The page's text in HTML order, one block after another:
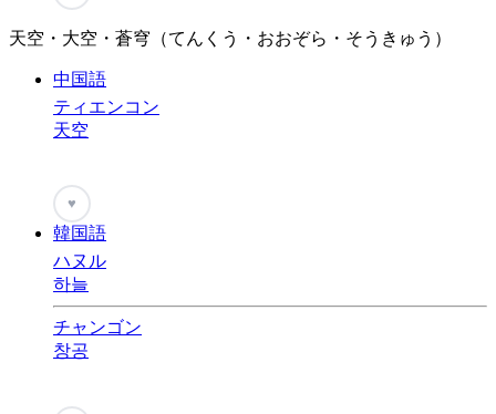
天空・大空・蒼穹（てんくう・おおぞら・そうきゅう）
中国語
ティエンコン
天空
♥
韓国語
ハヌル
하늘
チャンゴン
창공